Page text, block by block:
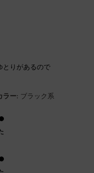
とりがあるので
ラー: ブラック系